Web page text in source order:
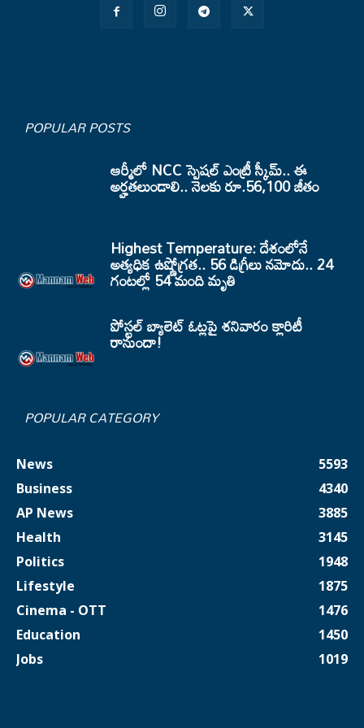
POPULAR POSTS
ఆర్మీలో NCC స్పెషల్ ఎంట్రీ స్కీమ్.. ఈ
అర్హతలుండాలి.. నెలకు రూ.56,100 జీతం
Highest Temperature: దేశంలోనే
అత్యధిక ఉష్ణోగ్రత.. 56 డిగ్రీలు నమోదు.. 24
గంటల్లో 54 మంది మృతి
పోస్టల్ బ్యాలెట్ ఓట్లపై శనివారం క్లారిటీ
రానుందా!
POPULAR CATEGORY
News
5593
Business
4340
AP News
3885
Health
3145
Politics
1948
Lifestyle
1875
Cinema - OTT
1476
Education
1450
Jobs
1019